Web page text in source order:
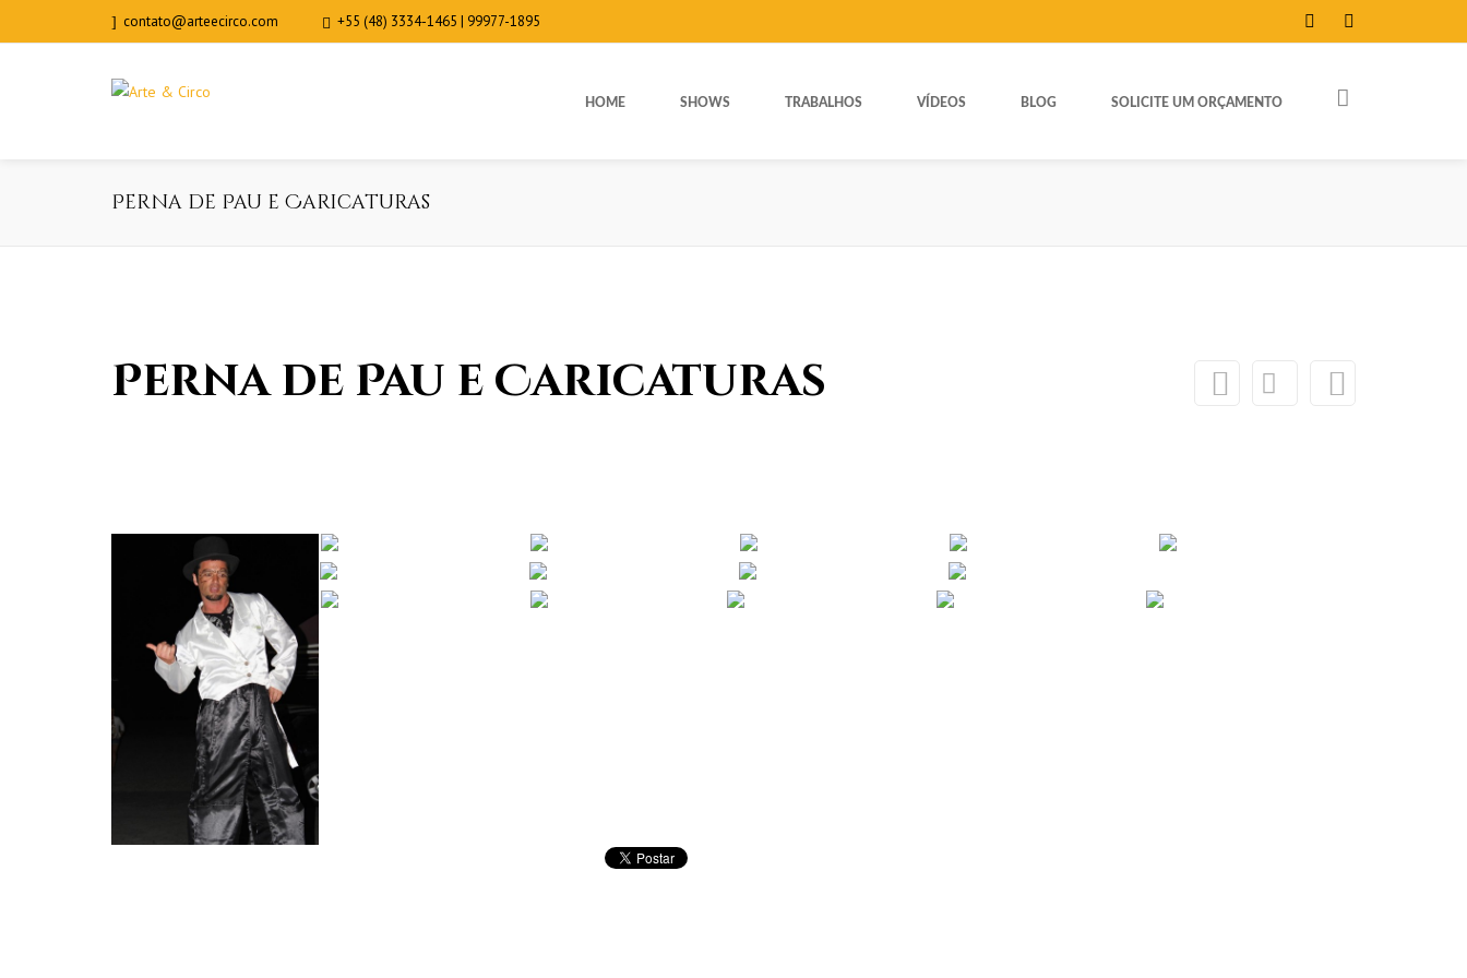
contato@arteecirco.com +55 (48) 3334-1465 | 99977-1895
HOME SHOWS TRABALHOS VÍDEOS BLOG SOLICITE UM ORÇAMENTO
Perna de Pau e Caricaturas
Perna de Pau e Caricaturas